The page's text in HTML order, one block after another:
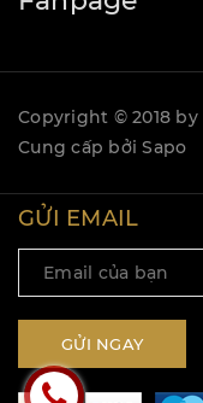
Copyright © 2018 by
Cung cấp bởiSapo
GỬI EMAIL
GỬI NGAY